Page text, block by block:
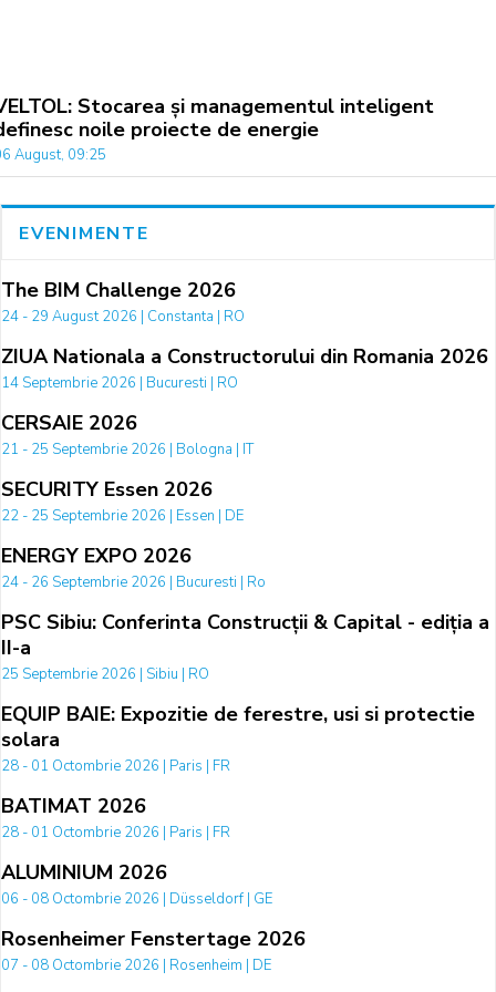
Stocarea și managementul inteligent
noile proiecte de energie
August, 09:25
EVENIMENTE
The BIM Challenge 2026
24 - 29 August 2026 | Constanta | RO
ZIUA Nationala a Constructorului din Romania 2026
14 Septembrie 2026 | Bucuresti | RO
CERSAIE 2026
21 - 25 Septembrie 2026 | Bologna | IT
SECURITY Essen 2026
22 - 25 Septembrie 2026 | Essen | DE
ENERGY EXPO 2026
24 - 26 Septembrie 2026 | Bucuresti | Ro
PSC Sibiu: Conferinta Construcții & Capital - ediția a
II-a
25 Septembrie 2026 | Sibiu | RO
EQUIP BAIE: Expozitie de ferestre, usi si protectie
solara
28 - 01 Octombrie 2026 | Paris | FR
BATIMAT 2026
28 - 01 Octombrie 2026 | Paris | FR
ALUMINIUM 2026
06 - 08 Octombrie 2026 | Düsseldorf | GE
Rosenheimer Fenstertage 2026
07 - 08 Octombrie 2026 | Rosenheim | DE